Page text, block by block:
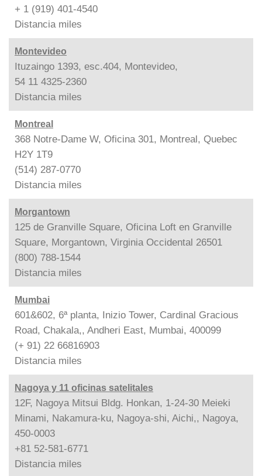
+ 1 (919) 401-4540
Distancia miles
Montevideo
Ituzaingo 1393, esc.404, Montevideo,
54 11 4325-2360
Distancia miles
Montreal
368 Notre-Dame W, Oficina 301, Montreal, Quebec
H2Y 1T9
(514) 287-0770
Distancia miles
Morgantown
125 de Granville Square, Oficina Loft en Granville
Square, Morgantown, Virginia Occidental 26501
(800) 788-1544
Distancia miles
Mumbai
601&602, 6ª planta, Inizio Tower, Cardinal Gracious
Road, Chakala,, Andheri East, Mumbai, 400099
(+ 91) 22 66816903
Distancia miles
Nagoya y 11 oficinas satelitales
12F, Nagoya Mitsui Bldg. Honkan, 1-24-30 Meieki
Minami, Nakamura-ku, Nagoya-shi, Aichi,, Nagoya,
450-0003
+81 52-581-6771
Distancia miles